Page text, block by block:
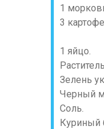
1
3
1 яйцо.
Зелень
Черный
Соль.
Куриный